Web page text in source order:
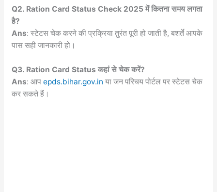
Q2. Ration Card Status Check 2025 में कितना समय लगता
है?
Ans: स्टेटस चेक करने की प्रक्रिया तुरंत पूरी हो जाती है, बशर्ते आपके
पास सही जानकारी हो।
Q3. Ration Card Status कहां से चेक करें?
Ans: आप epds.bihar.gov.in या जन परिचय पोर्टल पर स्टेटस चेक
कर सकते हैं।